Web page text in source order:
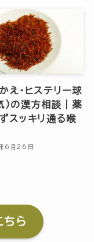
え・ヒステリー球
）の漢方相談｜薬
スッキリ通る喉
6月26日
ちら